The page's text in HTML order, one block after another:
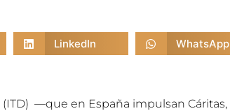
LinkedIn WhatsApp
(ITD) —que en España impulsan Cáritas,